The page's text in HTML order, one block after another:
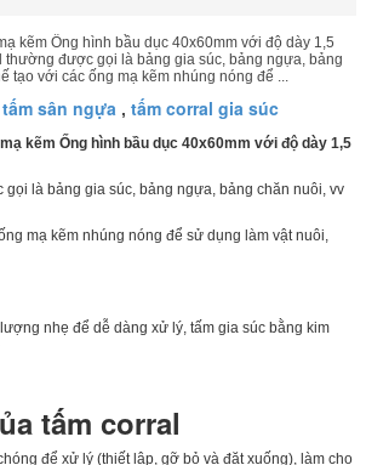
kẽm Ống hình bầu dục 40x60mm với độ dày 1,5
thường được gọi là bảng gia súc, bảng ngựa, bảng
tạo với các ống mạ kẽm nhúng nóng để ...
tấm sân ngựa , tấm corral gia súc
kẽm Ống hình bầu dục 40x60mm với độ dày 1,5
là bảng gia súc, bảng ngựa, bảng chăn nuôi, vv
mạ kẽm nhúng nóng để sử dụng làm vật nuôi,
nhẹ để dễ dàng xử lý, tấm gia súc bằng kim
tấm corral
để xử lý (thiết lập, gỡ bỏ và đặt xuống), làm cho